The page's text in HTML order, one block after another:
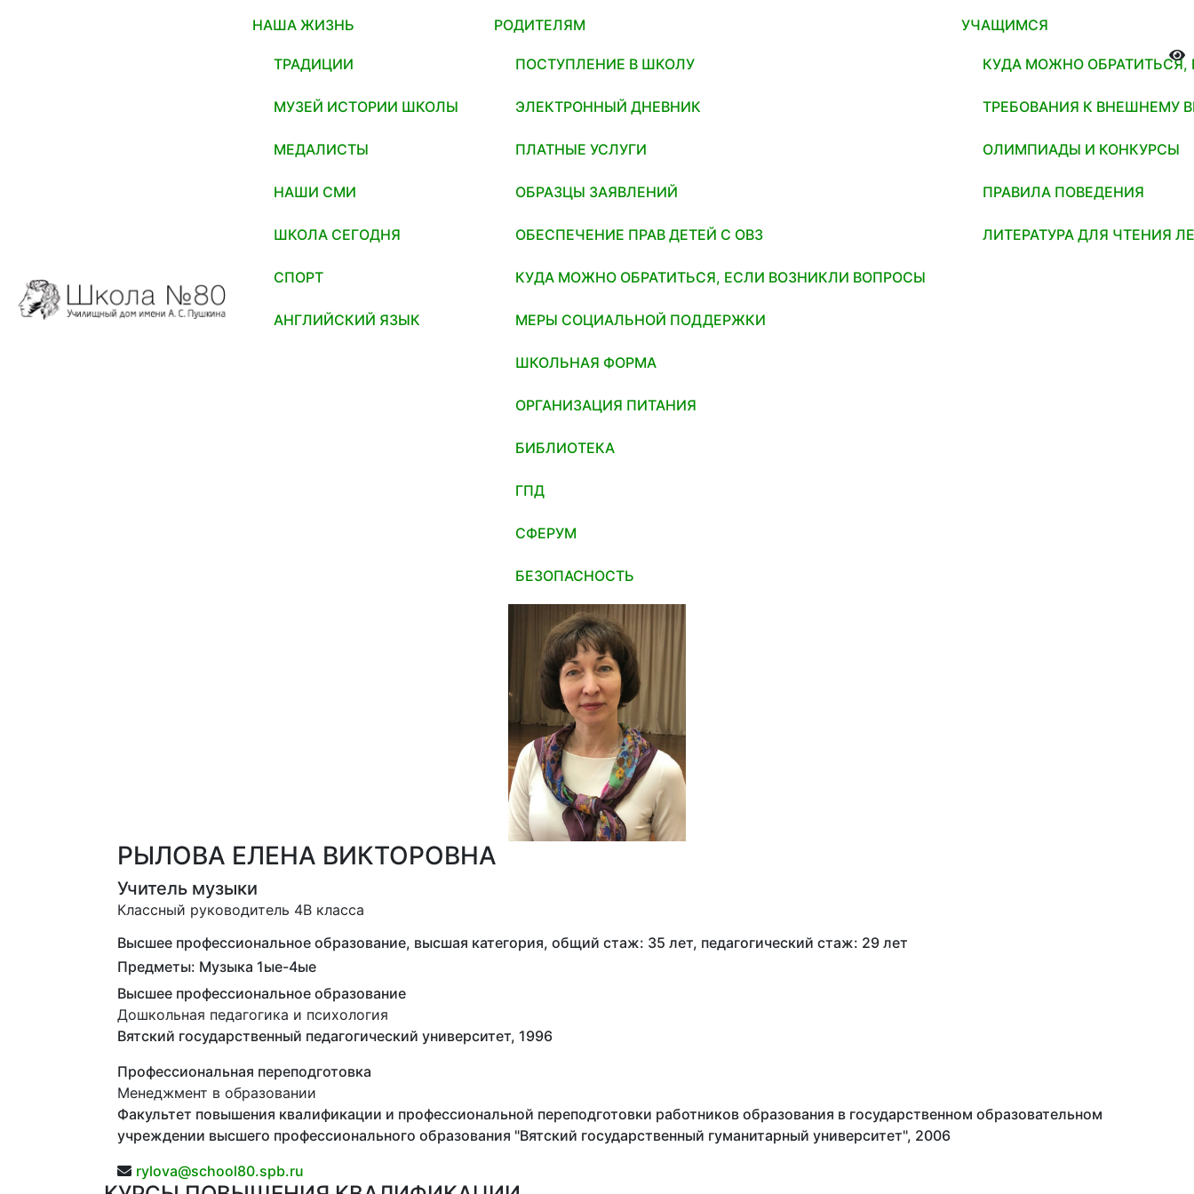
НАША ЖИЗНЬ
ТРАДИЦИИ
МУЗЕЙ ИСТОРИИ ШКОЛЫ
МЕДАЛИСТЫ
НАШИ СМИ
ШКОЛА СЕГОДНЯ
СПОРТ
АНГЛИЙСКИЙ ЯЗЫК
РОДИТЕЛЯМ
ПОСТУПЛЕНИЕ В ШКОЛУ
ЭЛЕКТРОННЫЙ ДНЕВНИК
ПЛАТНЫЕ УСЛУГИ
ОБРАЗЦЫ ЗАЯВЛЕНИЙ
ОБЕСПЕЧЕНИЕ ПРАВ ДЕТЕЙ С ОВЗ
КУДА МОЖНО ОБРАТИТЬСЯ, ЕСЛИ ВОЗНИКЛИ ВОПРОСЫ
МЕРЫ СОЦИАЛЬНОЙ ПОДДЕРЖКИ
ШКОЛЬНАЯ ФОРМА
ОРГАНИЗАЦИЯ ПИТАНИЯ
БИБЛИОТЕКА
ГПД
СФЕРУМ
БЕЗОПАСНОСТЬ
УЧАЩИМСЯ
КУДА МОЖНО
ТРЕБОВАНИЯ К ВНЕШНЕМУ
ОЛИМПИАДЫ И КОНКУРСЫ
ПРАВИЛА ПОВЕДЕНИЯ
ЛИТЕРАТУРА ДЛЯ ЧТЕНИЯ
РЫЛОВА ЕЛЕНА ВИКТОРОВНА
Учитель музыки
Классный руководитель 4В класса
Высшее профессиональное образование, высшая категория, общий стаж: 35 лет, педагогический стаж: 29 лет
Предметы: Музыка 1ые-4ые
Высшее профессиональное образование
Дошкольная педагогика и психология
Вятский государственный педагогический университет, 1996
Профессиональная переподготовка
Менеджмент в образовании
Факультет повышения квалификации и профессиональной переподготовки работников образования в государственном образовательном
учреждении высшего профессионального образования "Вятский государственный гуманитарный университет", 2006
rylova@school80.spb.ru